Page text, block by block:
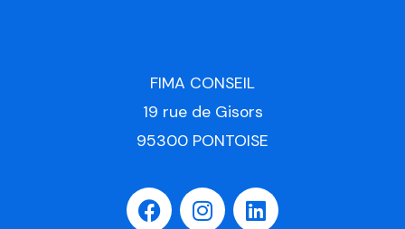
FIMA CONSEIL
19 rue de Gisors
95300 PONTOISE